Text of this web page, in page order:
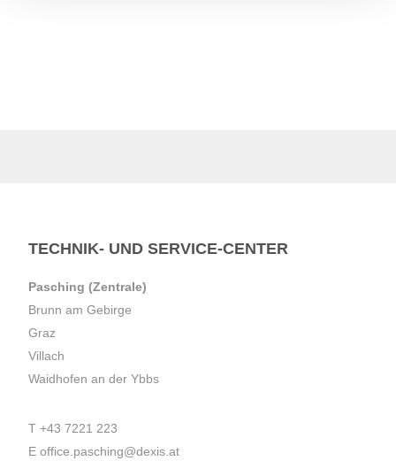
TECHNIK- UND SERVICE-CENTER
Pasching (Zentrale)
Brunn am Gebirge
Graz
Villach
Waidhofen an der Ybbs
T +43 7221 223
E office.pasching@dexis.at